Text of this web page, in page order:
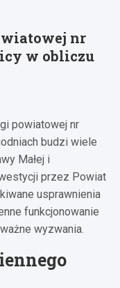
nr
w obliczu
powiatowej nr
budzi wiele
Małej i
przez Powiat
usprawnienia
funkcjonowanie
wyzwania.